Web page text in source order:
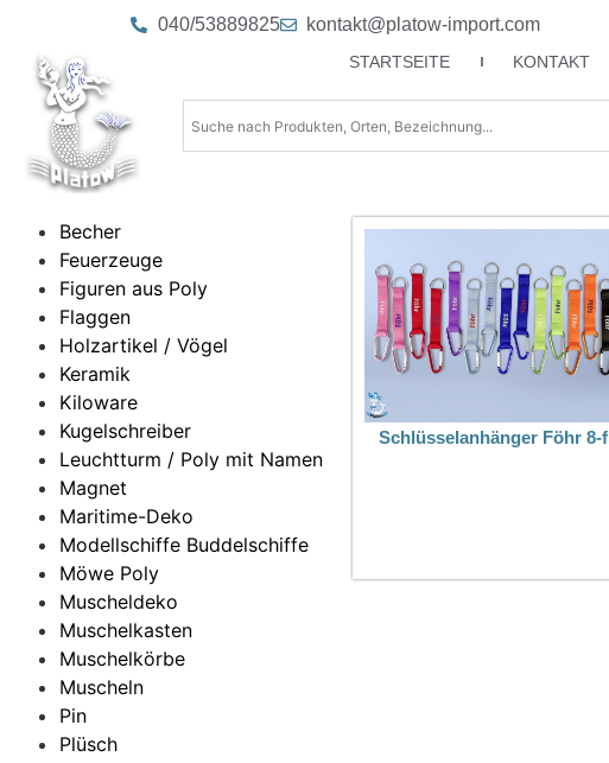
040/53889825 kontakt@platow-import.com
STARTSEITE KONTAKT
Becher
Feuerzeuge
Figuren aus Poly
Flaggen
Holzartikel / Vögel
Keramik
Kiloware
Kugelschreiber
Leuchtturm / Poly mit Namen
Magnet
Maritime-Deko
Modellschiffe Buddelschiffe
Möwe Poly
Muscheldeko
Muschelkasten
Muschelkörbe
Muscheln
Pin
Plüsch
Schlüsselanhänger Föhr 8-f